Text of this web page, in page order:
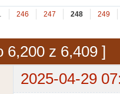
246 247 248 249
6,200 z 6,409 ]
2025-04-29